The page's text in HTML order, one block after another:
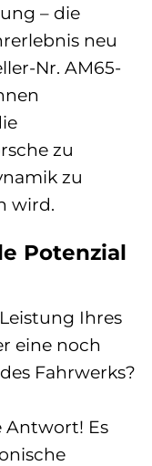
– die
neu
Nr. AM65-
zu
zu
wird.
Potenzial
Ihres
eine noch
Fahrwerks?
Antwort! Es